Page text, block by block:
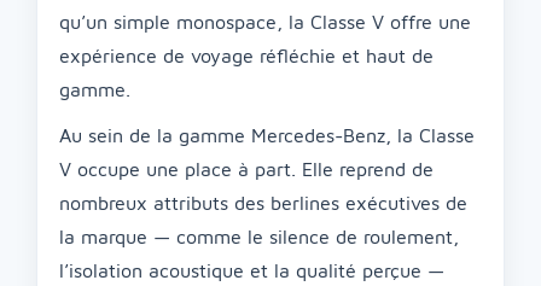
qu’un simple monospace, la Classe V offre une
expérience de voyage réfléchie et haut de
gamme.
Au sein de la gamme Mercedes-Benz, la Classe
V occupe une place à part. Elle reprend de
nombreux attributs des berlines exécutives de
la marque — comme le silence de roulement,
l’isolation acoustique et la qualité perçue —